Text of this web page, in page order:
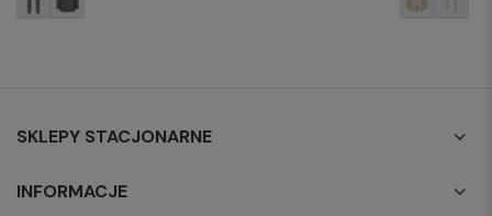
SKLEPY STACJONARNE
INFORMACJE